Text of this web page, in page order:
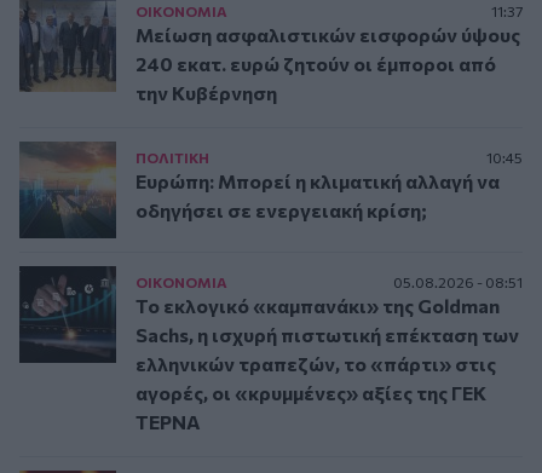
ΟΙΚΟΝΟΜΙΑ 11:37
Μείωση ασφαλιστικών εισφορών ύψους
240 εκατ. ευρώ ζητούν οι έμποροι από
την Κυβέρνηση
ΠΟΛΙΤΙΚΗ 10:45
Ευρώπη: Μπορεί η κλιματική αλλαγή να
οδηγήσει σε ενεργειακή κρίση;
ΟΙΚΟΝΟΜΙΑ 05.08.2026 - 08:51
Το εκλογικό «καμπανάκι» της Goldman
Sachs, η ισχυρή πιστωτική επέκταση των
ελληνικών τραπεζών, το «πάρτι» στις
αγορές, οι «κρυμμένες» αξίες της ΓΕΚ
ΤΕΡΝΑ